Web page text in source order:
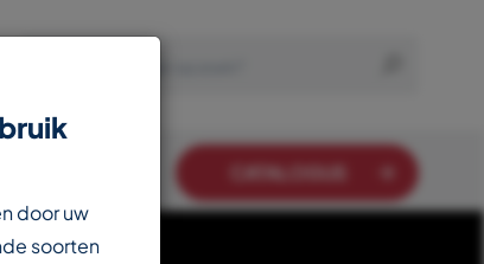
CATALOGUS
door uw
soorten